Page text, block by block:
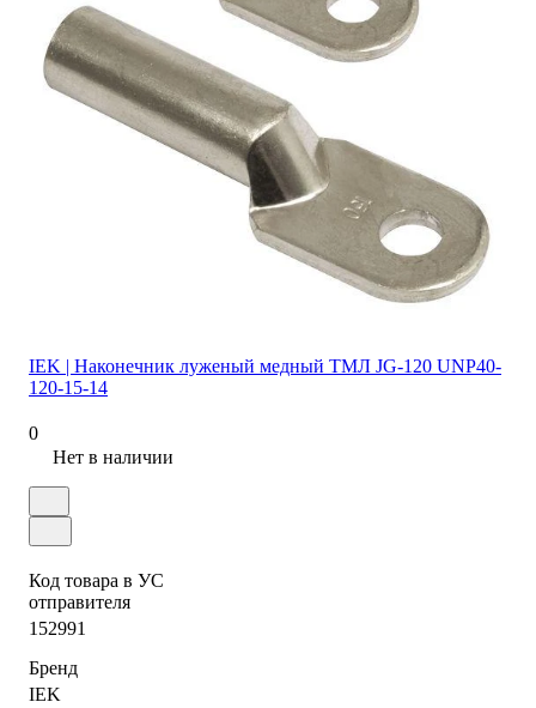
IEK | Наконечник луженый медный ТМЛ JG-120 UNP40-
120-15-14
0
Нет в наличии
Код товара в УС
отправителя
152991
Бренд
IEK